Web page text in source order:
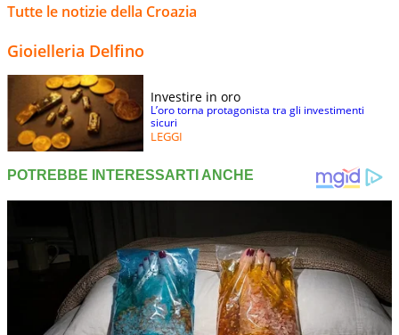
Tutte le notizie della Croazia
Gioielleria Delfino
Investire in oro
L’oro torna protagonista tra gli investimenti
sicuri
LEGGI